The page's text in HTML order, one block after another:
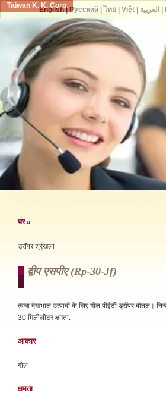
Taiwan K. K. Corp.
घर»
ड्रॉपर श्रृंखला
द्वीप एसपीए (rp-30-Jf)
त्वचा देखभाल उत्पादों के लिए गोल पीईटी ड्रॉपर बोतल।
30 मिलीलीटर क्षमता.
आकार
गोल
क्षमता
English| Русский| ไทย| Việt| العربية